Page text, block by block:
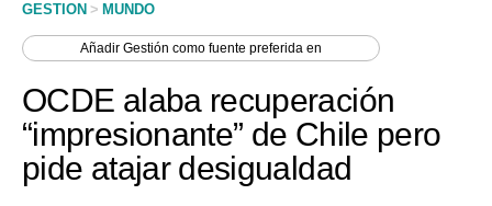
Economía
Mercados
GESTION > MUNDO
AñadirGestión como fuente preferida en
OCDE alaba recuperación
“impresionante” de Chile pero
pide atajar desigualdad